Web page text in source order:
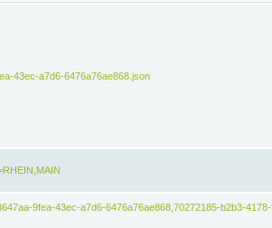
43ec-a7d6-6476a76ae868.json
9fea-43ec-a7d6-6476a76ae868,70272185-b2b3-